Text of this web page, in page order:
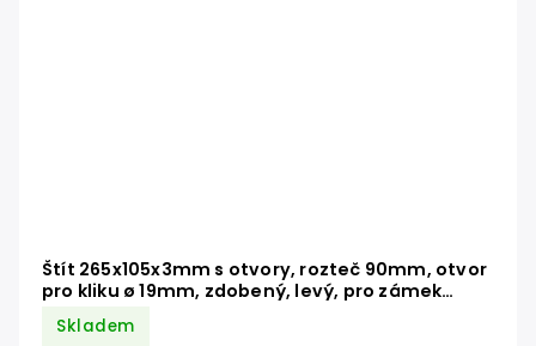
Štít 265x105x3mm s otvory, rozteč 90mm, otvor
pro kliku ø 19mm, zdobený, levý, pro zámek
ZM90/80
Skladem